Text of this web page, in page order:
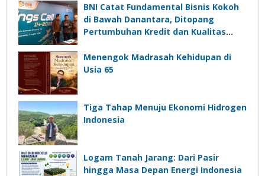
BNI Catat Fundamental Bisnis Kokoh
di Bawah Danantara, Ditopang
Pertumbuhan Kredit dan Kualitas
Menengok Madrasah Kehidupan di
Usia 65
Tiga Tahap Menuju Ekonomi Hidrogen
Indonesia
Logam Tanah Jarang: Dari Pasir
hingga Masa Depan Energi Indonesia